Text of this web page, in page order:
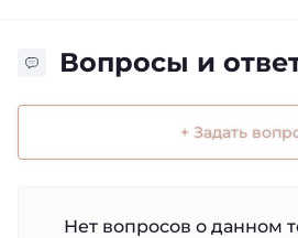
Вопросы и
+ Задать
Нет вопросов о данном